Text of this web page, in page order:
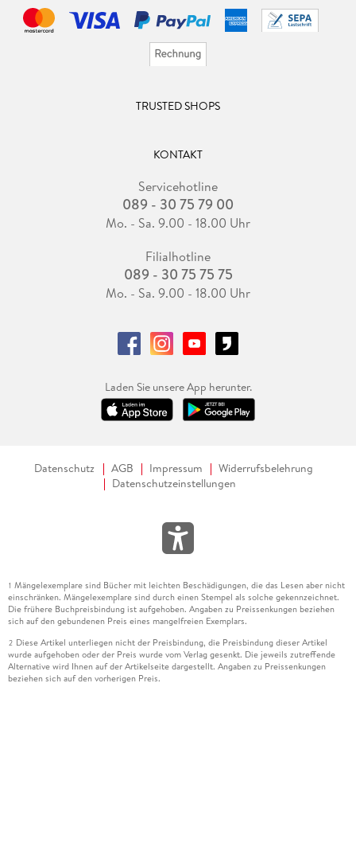
TRUSTED SHOPS
KONTAKT
Servicehotline
089 - 30 75 79 00
Mo. - Sa. 9.00 - 18.00 Uhr
Filialhotline
089 - 30 75 75 75
Mo. - Sa. 9.00 - 18.00 Uhr
Laden Sie unsere App herunter.
Datenschutz AGB Impressum
Widerrufsbelehrung
Datenschutzeinstellungen
1 Mängelexemplare sind Bücher mit leichten Beschädigungen, die das Lesen aber nicht
einschränken. Mängelexemplare sind durch einen Stempel als solche gekennzeichnet.
Die frühere Buchpreisbindung ist aufgehoben. Angaben zu Preissenkungen beziehen
sich auf den gebundenen Preis eines mangelfreien Exemplars.
2 Diese Artikel unterliegen nicht der Preisbindung, die Preisbindung dieser Artikel
wurde aufgehoben oder der Preis wurde vom Verlag gesenkt. Die jeweils zutreffende
Alternative wird Ihnen auf der Artikelseite dargestellt. Angaben zu Preissenkungen
beziehen sich auf den vorherigen Preis.